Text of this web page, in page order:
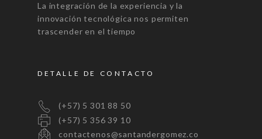
La integración de la experiencia y la
innovación tecnológica nos permiten
trascender en el tiempo
DETALLE DE CONTACTO
(+57) 5 301 88 50
(+57) 5 356 39 10
contactenos@santandergomez.co